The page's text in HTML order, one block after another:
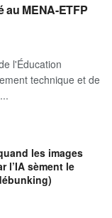
au MENA-ETFP
l'Éducation
technique et de
les images
l’IA sèment le